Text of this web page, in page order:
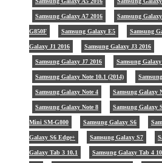
Samsung Galaxy A7 2016 Samsung
G850F Samsung Galaxy E5 Samsung
Galaxy J1 2016 Samsung Galaxy J3 2016
Samsung Galaxy J7 2016 Samsung
Samsung Galaxy Note 10.1 (2014)
Samsung Galaxy Note 4 Samsung Galaxy
Samsung Galaxy Note 8 Samsung Galaxy
Mini SM-G800 Samsung Galaxy S6
Galaxy S6 Edge+ Samsung Galaxy S7
Galaxy Tab 3 10.1 Samsung Galaxy Tab 4